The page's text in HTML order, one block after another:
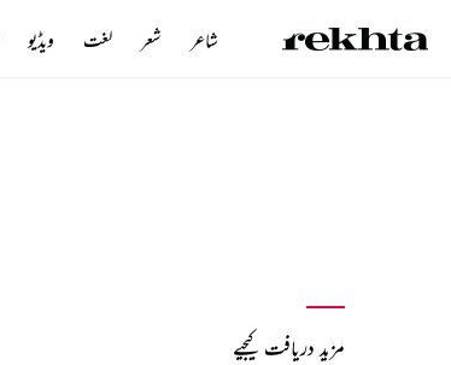
مزید دریافت کیجیے
شاعر شعر لغت ویڈیو